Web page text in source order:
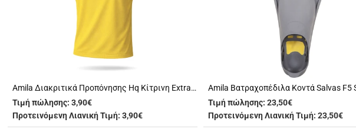
Amila Διακριτικά Προπόνησης Hq Κίτρινη Extra Large (97667)
Τιμή πώλησης: 3,90€
Προτεινόμενη Λιανική Τιμή: 3,90€
Τιμή πώλησης: 23,50€
Προτεινόμενη Λιανική Τιμή: 23,50€